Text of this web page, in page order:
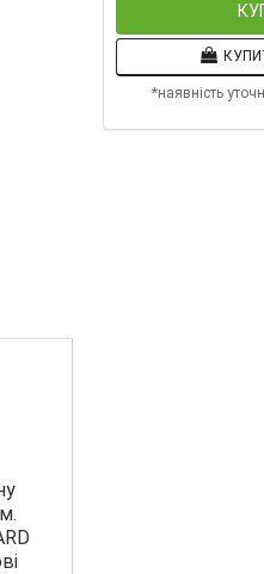
*наявність